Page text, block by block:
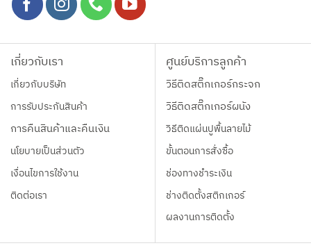
เกี่ยวกับเรา
เกี่ยวกับบริษัท
การรับประกันสินค้า
การคืนสินค้าและคืนเงิน
นโยบายเป็นส่วนตัว
เงื่อนไขการใช้งาน
ติดต่อเรา
ศูนย์บริการลูกค้า
วิธีติดสติ๊กเกอร์กระจก
วิธีติดสติ๊กเกอร์ผนัง
วิธีติดแผ่นปูพื้นลายไม้
ขั้นตอนการสั่งซื้อ
ช่องทางชำระเงิน
ช่างติดตั้งสติกเกอร์
ผลงานการติดตั้ง